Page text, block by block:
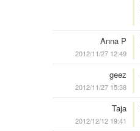
Anna P
2012/11/27 12:49
geez
2012/11/27 15:38
Taja
2012/12/12 19:41